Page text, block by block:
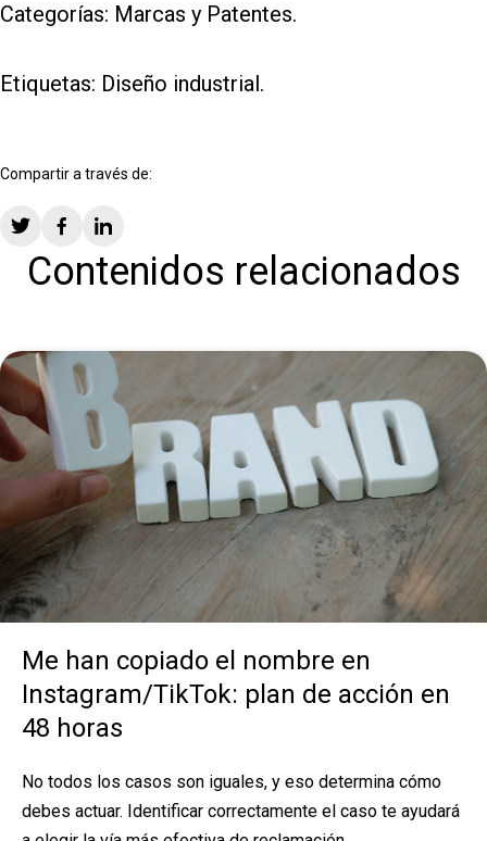
Categorías: Marcas y Patentes.
Etiquetas: Diseño industrial.
Compartir a través de:
Contenidos relacionados
Me han copiado el nombre en
Instagram/TikTok: plan de acción en
48 horas
No todos los casos son iguales, y eso determina cómo
debes actuar. Identificar correctamente el caso te ayudará